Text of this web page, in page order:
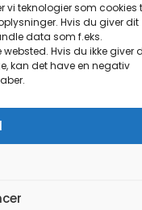
vi teknologier som cookies
Hvis du giver dit
data som f.eks.
Hvis du ikke giver
kan det have en negativ